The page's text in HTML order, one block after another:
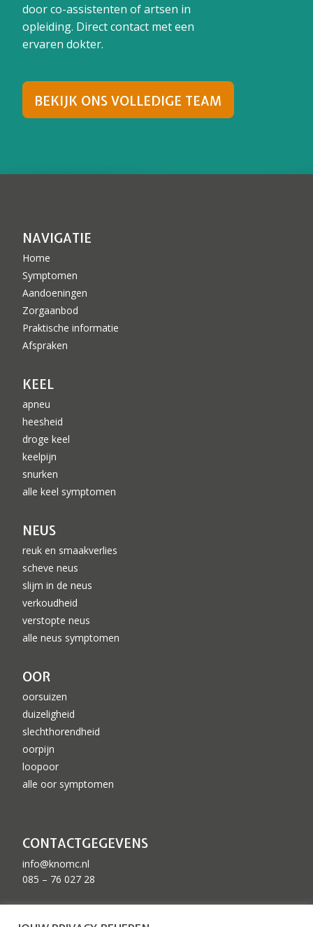
door co-assistenten of artsen in
opleiding. Direct contact met een
ervaren dokter.
BEKIJK ONS VOLLEDIGE TEAM
NAVIGATIE
Home
Symptomen
Aandoeningen
Zorgaanbod
Praktische informatie
Afspraken
KEEL
apneu
heesheid
droge keel
keelpijn
snurken
alle keel symptomen
NEUS
reuk en smaakverlies
scheve neus
slijm in de neus
verkoudheid
verstopte neus
alle neus symptomen
OOR
oorsuizen
duizeligheid
slechthorendheid
oorpijn
loopoor
alle oor symptomen
CONTACTGEGEVENS
info@knomc.nl
085 – 76 027 28